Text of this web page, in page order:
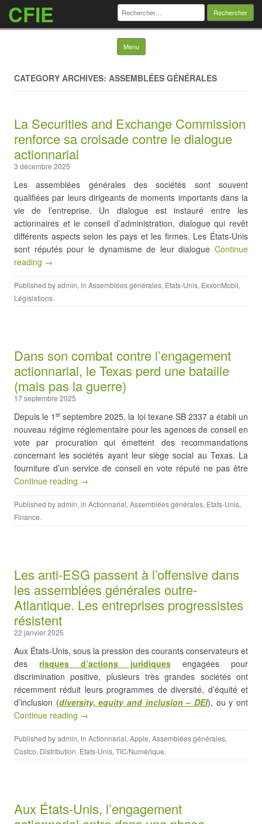
CFIE Rechercher :
Menu Skip to content
CATEGORY ARCHIVES: ASSEMBLÉES GÉNÉRALES
La Securities and Exchange Commission
renforce sa croisade contre le dialogue
actionnarial
3 décembre 2025
Les assemblées générales des sociétés sont souvent
qualifiées par leurs dirigeants de moments importants dans la
vie de l’entreprise. Un dialogue est instauré entre les
actionnaires et le conseil d’administration, dialogue qui revêt
différents aspects selon les pays et les firmes. Les États-Unis
sont réputés pour le dynamisme de leur dialogue Continue
reading →
Published byadmin, in Assemblées générales, Etats-Unis, ExxonMobil,
Législations.
Dans son combat contre l’engagement
actionnarial, le Texas perd une bataille
(mais pas la guerre)
17 septembre 2025
Depuis le 1er septembre 2025, la loi texane SB 2337 a établi un
nouveau régime réglementaire pour les agences de conseil en
vote par procuration qui émettent des recommandations
concernant les sociétés ayant leur siège social au Texas. La
fourniture d’un service de conseil en vote réputé ne pas être
Continue reading →
Published byadmin, in Actionnarial, Assemblées générales, Etats-Unis,
Finance.
Les anti-ESG passent à l’offensive dans
les assemblées générales outre-
Atlantique. Les entreprises progressistes
résistent
22 janvier 2025
Aux États-Unis, sous la pression des courants conservateurs et
desrisques d’actions juridiquesengagées pour
discrimination positive, plusieurs très grandes sociétés ont
récemment réduit leurs programmes de diversité, d’équité et
d’inclusion (diversity, equity and inclusion – DEI), ou y ont
Continue reading →
Published byadmin, in Actionnarial, Apple, Assemblées générales,
Costco, Distribution, Etats-Unis, TIC/Numérique.
Aux États-Unis, l’engagement